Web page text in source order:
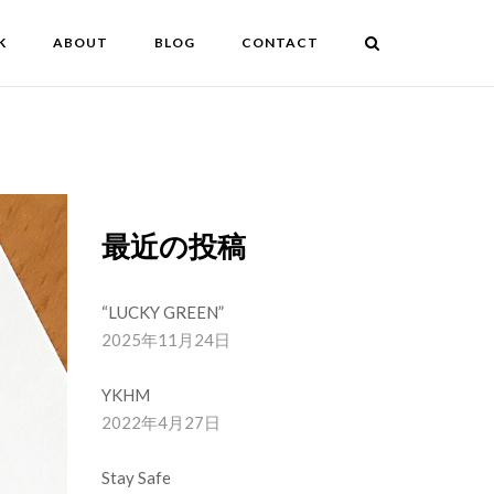
ABOUT BLOG CONTACT
最近の投稿
“LUCKY GREEN”
2025年11月24日
YKHM
2022年4月27日
Stay Safe